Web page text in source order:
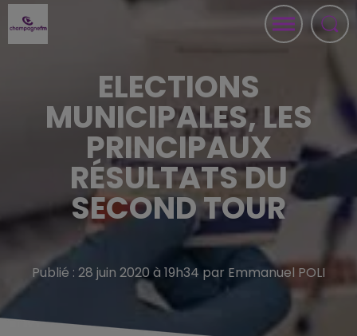
ELECTIONS
MUNICIPALES, LES
PRINCIPAUX
RÉSULTATS DU
SECOND TOUR
Publié : 28 juin 2020 à 19h34 par Emmanuel POLI